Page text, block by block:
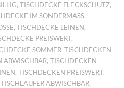
,TISCHDECKE FLECKSCHUTZ,
IM SONDERMASS ,
,TISCHDECKE LEINEN ,
PREISWERT,
SOMMER,TISCHDECKEN
ABWISCHBAR,TISCHDECKEN
,TISCHDECKEN PREISWERT,
TISCHLÄUFER ABWISCHBAR,